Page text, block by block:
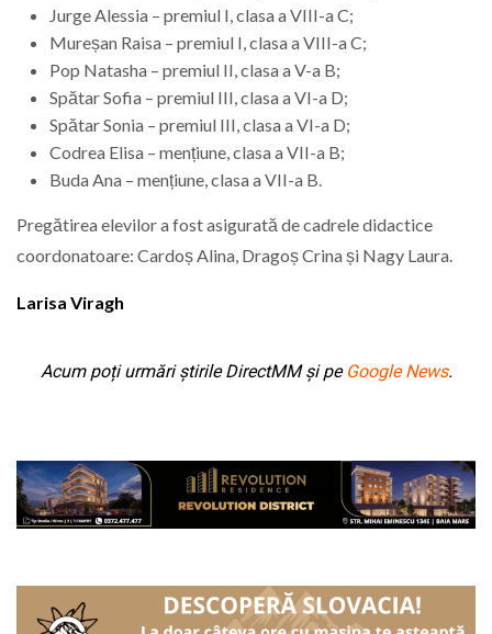
Jurge Alessia – premiul I, clasa a VIII-a C;
Mureșan Raisa – premiul I, clasa a VIII-a C;
Pop Natasha – premiul II, clasa a V-a B;
Spătar Sofia – premiul III, clasa a VI-a D;
Spătar Sonia – premiul III, clasa a VI-a D;
Codrea Elisa – mențiune, clasa a VII-a B;
Buda Ana – mențiune, clasa a VII-a B.
Pregătirea elevilor a fost asigurată de cadrele didactice
coordonatoare: Cardoș Alina, Dragoș Crina și Nagy Laura.
Larisa Viragh
Acum poți urmări știrile DirectMM și pe Google News.